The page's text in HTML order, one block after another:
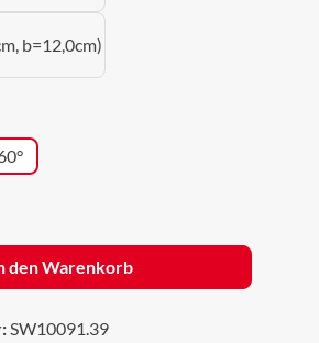
b=12,0cm)
Gib den gewünschten
den Warenkorb
SW10091.39